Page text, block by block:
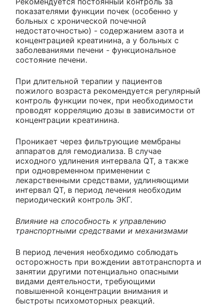
показателями функции почек (особенно у
больных с хронической почечной
недостаточностью) - содержанием азота и
концентрацией креатинина, а у больных с
заболеваниями печени - функциональное
состояние печени.
При длительной терапии у пациентов
пожилого возраста рекомендуется регулярный
контроль функции почек, при необходимости
проводят корреляцию дозы в зависимости от
концентрации креатинина.
Проникает через фильтрующие мембраны
аппаратов для гемодиализа. В случае
исходного удлинения интервала QT, а также
при одновременном применении с
лекарственными средствами, удлиняющими
интервал QT, в период лечения необходим
периодический контроль ЭКГ.
Влияние на способность к управлению
транспортными средствами и механизмами
В период лечения необходимо соблюдать
осторожность при вождении автотранспорта и
занятии другими потенциально опасными
видами деятельности, требующими
повышенной концентрации внимания и
быстроты психомоторных реакций.